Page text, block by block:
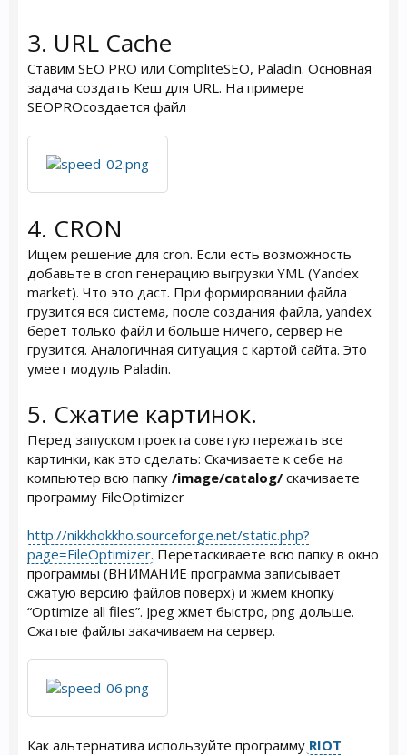
3. URL Cache
Ставим SEO PRO или CompliteSEO, Paladin. Основная
задача создать Кеш для URL. На примере
SEOPROсоздается файл
4. CRON
Ищем решение для cron. Если есть возможность
добавьте в cron генерацию выгрузки YML (Yandex
market). Что это даст. При формировании файла
грузится вся система, после создания файла, yandex
берет только файл и больше ничего, сервер не
грузится. Аналогичная ситуация с картой сайта. Это
умеет модуль Paladin.
5. Сжатие картинок.
Перед запуском проекта советую пережать все
картинки, как это сделать: Скачиваете к себе на
компьютер всю папку /image/catalog/ скачиваете
программу FileOptimizer
http://nikkhokkho.sourceforge.net/static.php?
page=FileOptimizer. Перетаскиваете всю папку в окно
программы (ВНИМАНИЕ программа записывает
сжатую версию файлов поверх) и жмем кнопку
“Optimize all files”. Jpeg жмет быстро, png дольше.
Сжатые файлы закачиваем на сервер.
Как альтернатива используйте программу RIOT